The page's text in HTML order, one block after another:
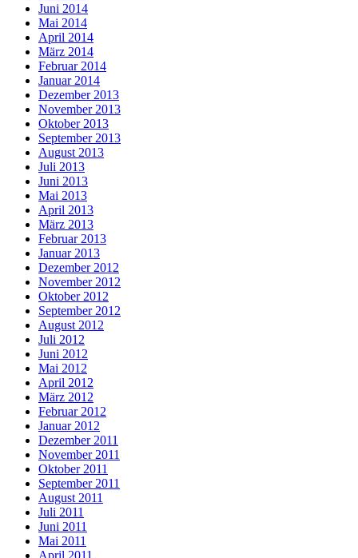
Juni 2014
Mai 2014
April 2014
März 2014
Februar 2014
Januar 2014
Dezember 2013
November 2013
Oktober 2013
September 2013
August 2013
Juli 2013
Juni 2013
Mai 2013
April 2013
März 2013
Februar 2013
Januar 2013
Dezember 2012
November 2012
Oktober 2012
September 2012
August 2012
Juli 2012
Juni 2012
Mai 2012
April 2012
März 2012
Februar 2012
Januar 2012
Dezember 2011
November 2011
Oktober 2011
September 2011
August 2011
Juli 2011
Juni 2011
Mai 2011